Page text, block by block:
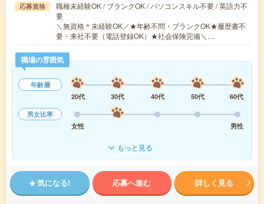
応募資格
職種未経験OK / ブランクOK / パソコンスキル不要 / 英語力不
要
＼無資格＊未経験OK／★年齢不問・ブランクOK★履歴書不
要・来社不要（電話登録OK）★社会保険完備＼…
職場の雰囲気
年齢層
20代
30代 40代 50代
60代
男女比率
女性
男性
もっと見る
気になる! 応募へ進む 詳しく見る